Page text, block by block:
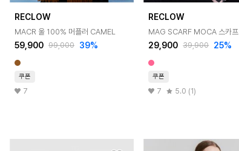
RECLOW
MACR 울 100% 머플러 CAMEL
59,900 99,000 39%
쿠폰
7
RECLOW
MAG SCARF MOCA 스카프
29,900 39,900 25%
쿠폰
7 5.0 (1)